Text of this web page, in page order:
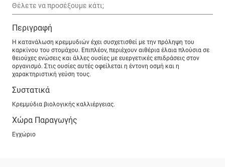
Περιγραφή
Η κατανάλωση κρεμμυδιών έχει συσχετισθεί με την πρόληψη του
καρκίνου του στομάχου. Επιπλέον, περιέχουν αιθέρια έλαια πλούσια σε
θειούχες ενώσεις και άλλες ουσίες με ευεργετικές επιδράσεις στον
οργανισμό. Στις ουσίες αυτές οφείλεται η έντονη οσμή και η
χαρακτηριστική γεύση τους.
Συστατικά
Κρεμμύδια βιολογικής καλλιέργειας.
Χώρα Παραγωγής
Εγχώριο